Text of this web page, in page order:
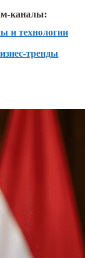
каналы:
и технологии
тренды